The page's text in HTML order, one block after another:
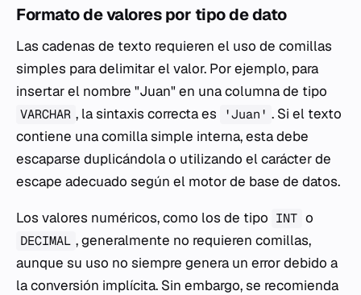
Formato de valores por tipo de dato
Las cadenas de texto requieren el uso de comillas
simples para delimitar el valor. Por ejemplo, para
insertar el nombre "Juan" en una columna de tipo
VARCHAR , la sintaxis correcta es 'Juan' . Si el texto
contiene una comilla simple interna, esta debe
escaparse duplicándola o utilizando el carácter de
escape adecuado según el motor de base de datos.
Los valores numéricos, como los de tipo INT o
DECIMAL , generalmente no requieren comillas,
aunque su uso no siempre genera un error debido a
la conversión implícita. Sin embargo, se recomienda